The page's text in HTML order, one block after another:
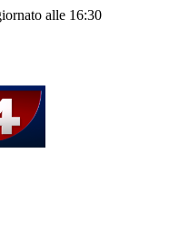
alle 16:30